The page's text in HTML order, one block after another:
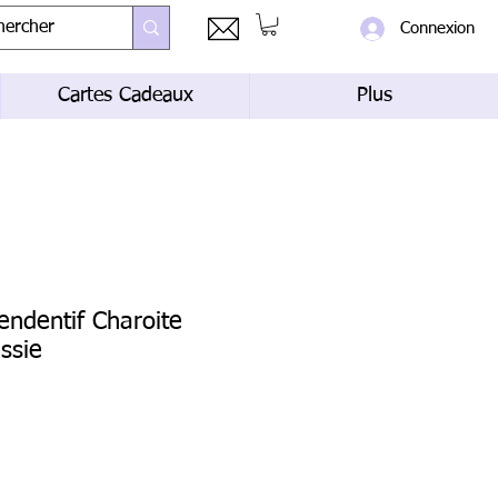
Connexion
Cartes Cadeaux Plus
Charoite